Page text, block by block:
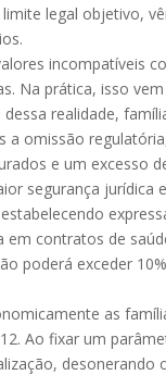
legal objetivo,
incompatíveis
Na prática, isso
realidade,
a omissão
e um excesso
segurança jurídica e
em contratos de
poderá exceder
as
Ao fixar um
desonerando